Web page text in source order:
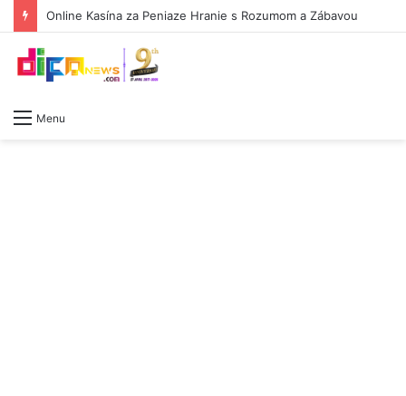
Online Kasína za Peniaze Hranie s Rozumom a Zábavou
Menu